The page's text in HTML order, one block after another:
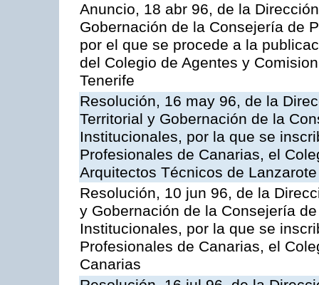
Anuncio, 18 abr 96, de la
Gobernación de la Consejería de
por el que se procede a la
del Colegio de Agentes y
Tenerife
Resolución, 16 may 96, de la
Territorial y Gobernación de la
Institucionales, por la que se
Profesionales de Canarias, el
Arquitectos Técnicos de Lanzarote
Resolución, 10 jun 96, de la
y Gobernación de la Consejería
Institucionales, por la que se
Profesionales de Canarias, el
Canarias